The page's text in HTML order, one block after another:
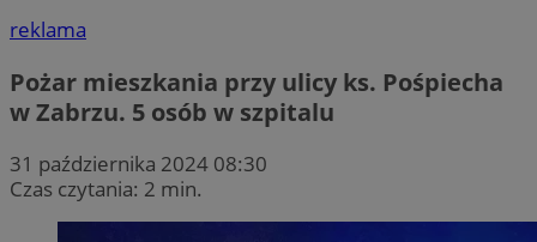
reklama
Pożar mieszkania przy ulicy ks. Pośpiecha
w Zabrzu. 5 osób w szpitalu
31 października 2024 08:30
Czas czytania: 2 min.